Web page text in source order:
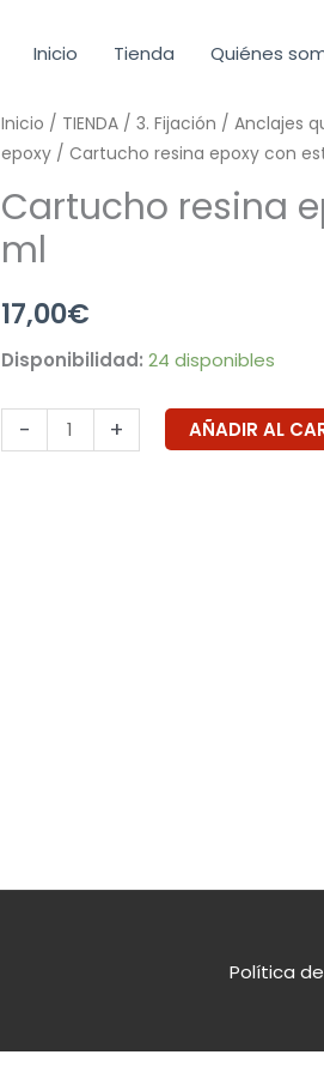
Inicio Tienda Quiénes
Inicio / TIENDA /3. Fijación /Anclajes
epoxy / Cartucho resina epoxy con
Cartucho resina
ml
17,00€
Disponibilidad: 24 disponibles
-
Cartucho
resina
epoxy
con
estireno
ml
cantidad
+ AÑADIR AL
Política